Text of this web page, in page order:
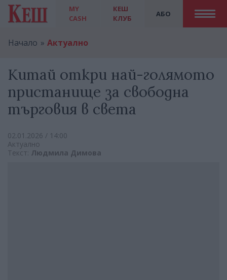
MY
CASH
АБО
КЕШ
КЛУБ
Начало Актуално
Китай откри най-голямото
пристанище за свободна
търговия в света
02.01.2026 / 14:00
Актуално
Текст: Людмила Димова